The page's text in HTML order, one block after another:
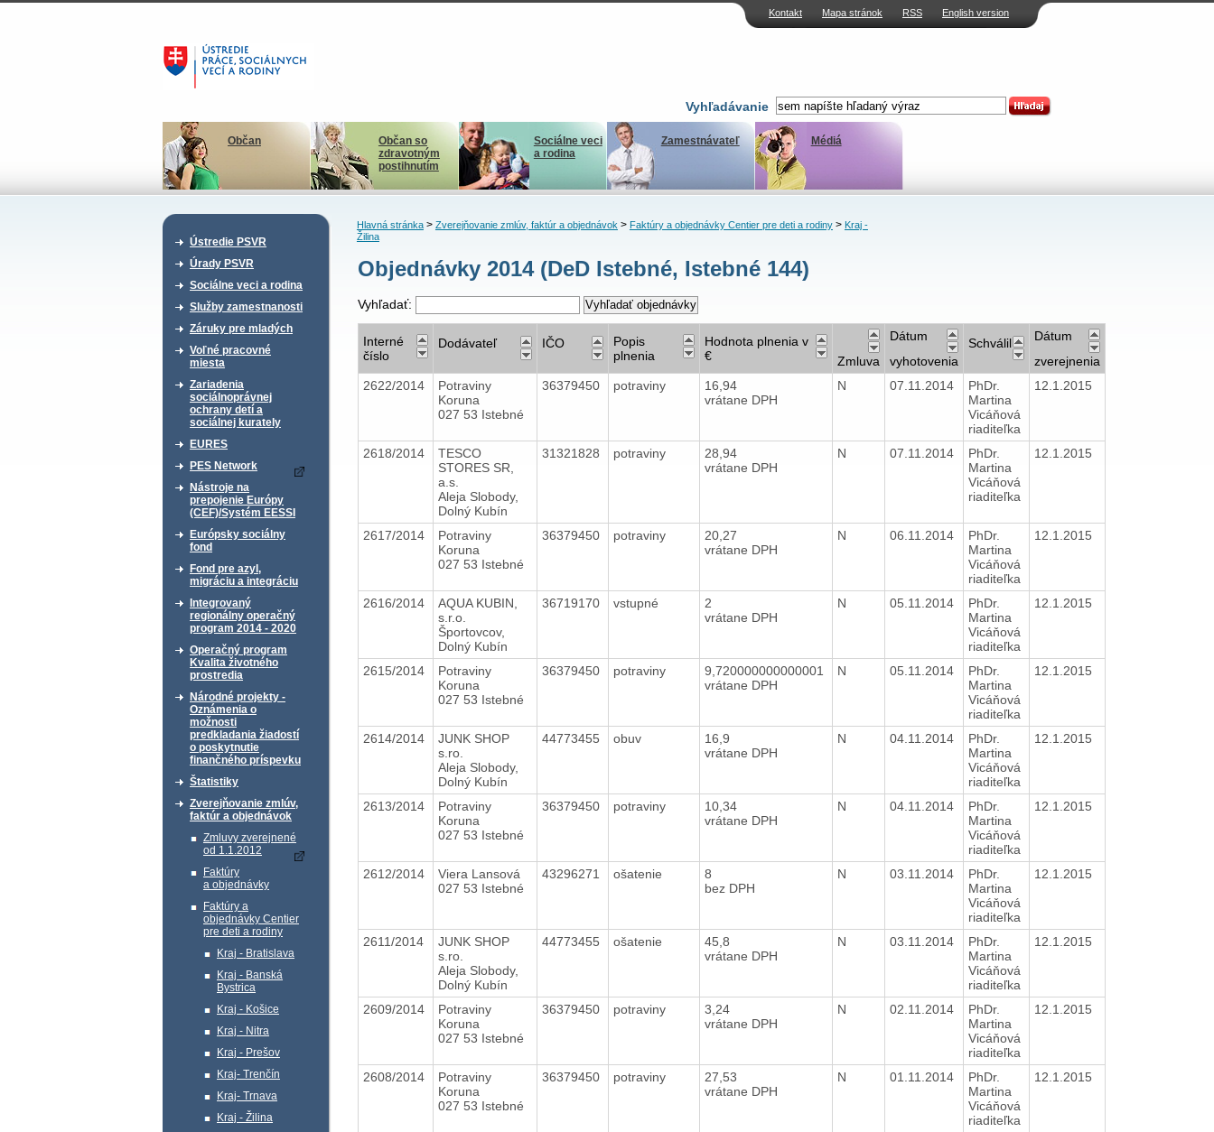
Kontakt Mapa stránok RSS English version
Vyhľadávanie
Občan
Občan so
zdravotným
postihnutím
Sociálne veci
a rodina
Zamestnávateľ Médiá
Ústredie PSVR
Úrady PSVR
Sociálne veci a rodina
Služby zamestnanosti
Záruky pre mladých
Voľné pracovné
miesta
Zariadenia
sociálnoprávnej
ochrany detí a
sociálnej kurately
EURES
PES Network
Nástroje na
prepojenie Európy
(CEF)/Systém EESSI
Európsky sociálny
fond
Fond pre azyl,
migráciu a integráciu
Integrovaný
regionálny operačný
program 2014 - 2020
Operačný program
Kvalita životného
prostredia
Národné projekty -
Oznámenia o
možnosti
predkladania žiadostí
o poskytnutie
finančného príspevku
Štatistiky
Zverejňovanie zmlúv,
faktúr a objednávok
Zmluvy zverejnené
od 1.1.2012
Faktúry
a objednávky
Faktúry a
objednávky Centier
pre deti a rodiny
Kraj - Bratislava
Kraj - Banská
Bystrica
Kraj - Košice
Kraj - Nitra
Kraj - Prešov
Kraj- Trenčín
Kraj- Trnava
Kraj - Žilina
Hlavná stránka> Zverejňovanie zmlúv, faktúr a objednávok> Faktúry a objednávky Centier pre deti a rodiny> Kraj -
Žilina
Objednávky 2014 (DeD Istebné, Istebné 144)
Vyhľadať:
Interné
číslo
Dodávateľ IČO
Popis
plnenia
Hodnota plnenia v
€
Zmluva
Dátum
vyhotovenia
Schválil
Dátum
zverejnenia
2622/2014
Potraviny
Koruna
027 53 Istebné
36379450 potraviny
16,94
vrátane DPH
N 07.11.2014
PhDr.
Martina
Vicáňová
riaditeľka
12.1.2015
2618/2014
TESCO
STORES SR,
a.s.
Aleja Slobody,
Dolný Kubín
31321828 potraviny
28,94
vrátane DPH
N 07.11.2014
PhDr.
Martina
Vicáňová
riaditeľka
12.1.2015
2617/2014
Potraviny
Koruna
027 53 Istebné
36379450 potraviny
20,27
vrátane DPH
N 06.11.2014
PhDr.
Martina
Vicáňová
riaditeľka
12.1.2015
2616/2014
AQUA KUBIN,
s.r.o.
Športovcov,
Dolný Kubín
36719170 vstupné
2
vrátane DPH
N 05.11.2014
PhDr.
Martina
Vicáňová
riaditeľka
12.1.2015
2615/2014
Potraviny
Koruna
027 53 Istebné
36379450 potraviny
9,720000000000001
vrátane DPH
N 05.11.2014
PhDr.
Martina
Vicáňová
riaditeľka
12.1.2015
2614/2014
JUNK SHOP
s.ro.
Aleja Slobody,
Dolný Kubín
44773455 obuv
16,9
vrátane DPH
N 04.11.2014
PhDr.
Martina
Vicáňová
riaditeľka
12.1.2015
2613/2014
Potraviny
Koruna
027 53 Istebné
36379450 potraviny
10,34
vrátane DPH
N 04.11.2014
PhDr.
Martina
Vicáňová
riaditeľka
12.1.2015
2612/2014
Viera Lansová
027 53 Istebné
43296271 ošatenie
8
bez DPH
N 03.11.2014
PhDr.
Martina
Vicáňová
riaditeľka
12.1.2015
2611/2014
JUNK SHOP
s.ro.
Aleja Slobody,
Dolný Kubín
44773455 ošatenie
45,8
vrátane DPH
N 03.11.2014
PhDr.
Martina
Vicáňová
riaditeľka
12.1.2015
2609/2014
Potraviny
Koruna
027 53 Istebné
36379450 potraviny
3,24
vrátane DPH
N 02.11.2014
PhDr.
Martina
Vicáňová
riaditeľka
12.1.2015
2608/2014
Potraviny
Koruna
027 53 Istebné
36379450 potraviny
27,53
vrátane DPH
N 01.11.2014
PhDr.
Martina
Vicáňová
riaditeľka
12.1.2015